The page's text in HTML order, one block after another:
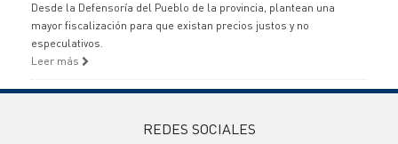
Desde la Defensoría del Pueblo de la provincia, plantean una
mayor fiscalización para que existan precios justos y no
especulativos.
Leer más
REDES SOCIALES